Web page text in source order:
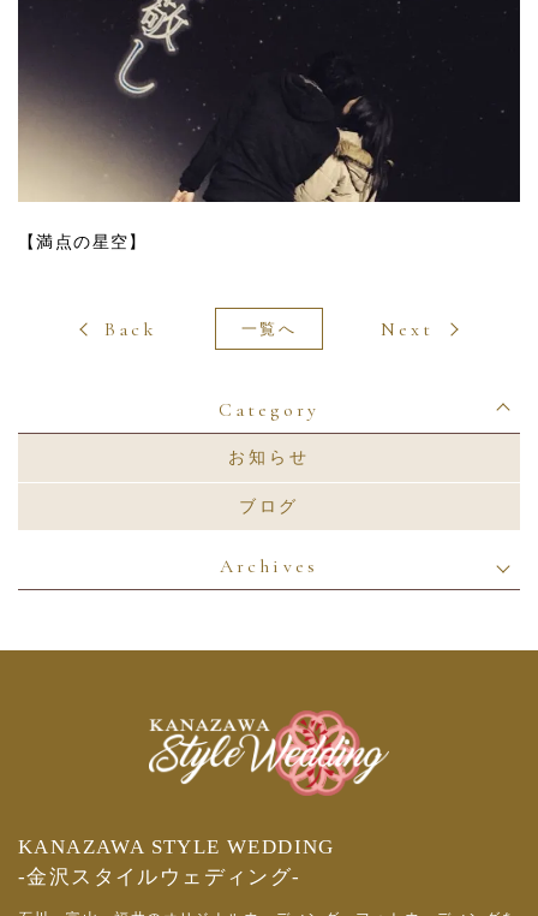
【満点の星空】
一覧へ
Back Next
Category
お知らせ
ブログ
Archives
KANAZAWA STYLE WEDDING
-金沢スタイルウェディング-